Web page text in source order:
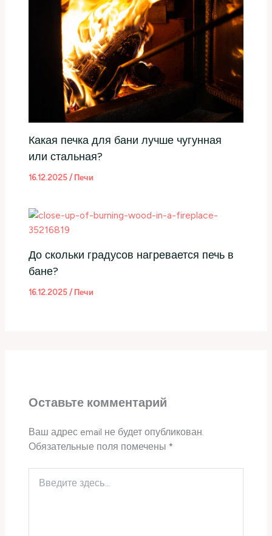
Какая печка для бани лучше чугунная
или стальная?
16.12.2025 / Печи
До скольки градусов нагревается печь в
бане?
16.12.2025 / Печи
Оставьте комментарий
Ваш адрес email не будет опубликован.
Обязательные поля помечены*
здесь...